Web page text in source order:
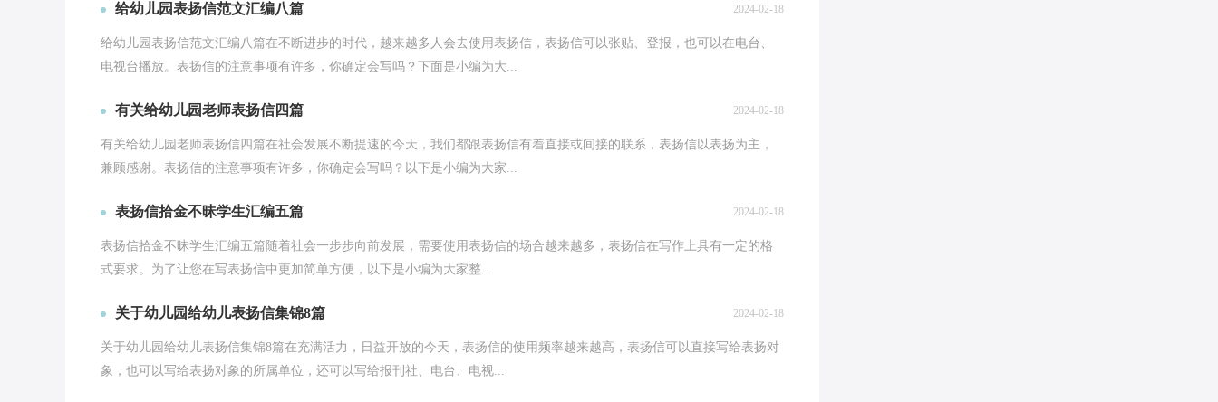
给幼儿园表扬信范文汇编八篇 2024-02-18
给幼儿园表扬信范文汇编八篇在不断进步的时代，越来越多人会去使用表扬信，表扬信可以张贴、登报，也可以在电台、
电视台播放。表扬信的注意事项有许多，你确定会写吗？下面是小编为大...
有关给幼儿园老师表扬信四篇 2024-02-18
有关给幼儿园老师表扬信四篇在社会发展不断提速的今天，我们都跟表扬信有着直接或间接的联系，表扬信以表扬为主，
兼顾感谢。表扬信的注意事项有许多，你确定会写吗？以下是小编为大家...
表扬信拾金不昧学生汇编五篇 2024-02-18
表扬信拾金不昧学生汇编五篇随着社会一步步向前发展，需要使用表扬信的场合越来越多，表扬信在写作上具有一定的格
式要求。为了让您在写表扬信中更加简单方便，以下是小编为大家整...
关于幼儿园给幼儿表扬信集锦8篇 2024-02-18
关于幼儿园给幼儿表扬信集锦8篇在充满活力，日益开放的今天，表扬信的使用频率越来越高，表扬信可以直接写给表扬对
象，也可以写给表扬对象的所属单位，还可以写给报刊社、电台、电视...